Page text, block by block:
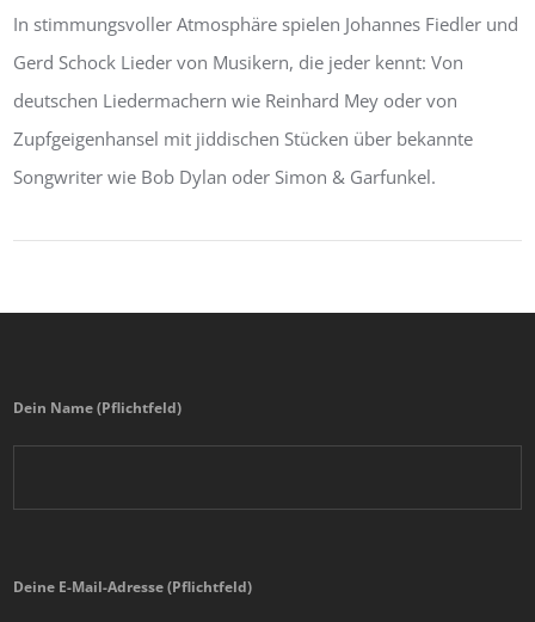
In stimmungsvoller Atmosphäre spielen Johannes Fiedler und
Gerd Schock Lieder von Musikern, die jeder kennt: Von
deutschen Liedermachern wie Reinhard Mey oder von
Zupfgeigenhansel mit jiddischen Stücken über bekannte
Songwriter wie Bob Dylan oder Simon & Garfunkel.
Dein Name (Pflichtfeld)
Deine E-Mail-Adresse (Pflichtfeld)